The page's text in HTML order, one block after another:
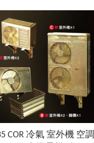
COR 冷氣 室外機 空調